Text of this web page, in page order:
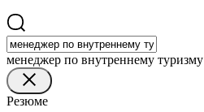
менеджер по внутреннему туризму
Резюме